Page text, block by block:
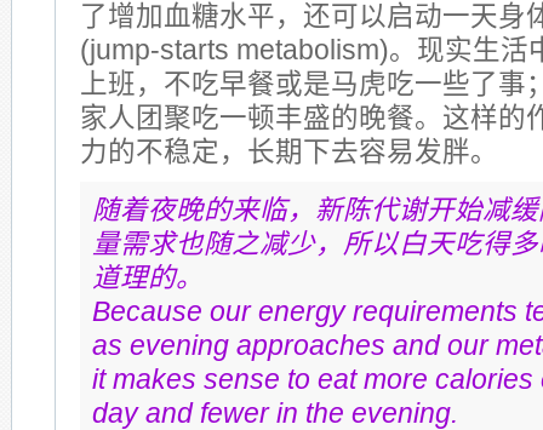
了增加血糖水平，还可以启动一天身
(jump-starts metabolism)。现实生活
上班，不吃早餐或是马虎吃一些了事
家人团聚吃一顿丰盛的晚餐。这样的
力的不稳定，长期下去容易发胖。
随着夜晚的来临，新陈代谢开始减
量需求也随之减少，所以白天吃得
道理的。
Because our energy requirements
as evening approaches and our
it makes sense to eat more calories
day and fewer in the evening.